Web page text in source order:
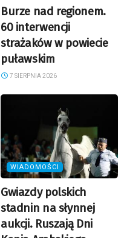
Burze nad regionem.
60 interwencji
strażaków w powiecie
puławskim
7 SIERPNIA 2026
WIADOMOŚCI
Gwiazdy polskich
stadnin na słynnej
aukcji. Ruszają Dni